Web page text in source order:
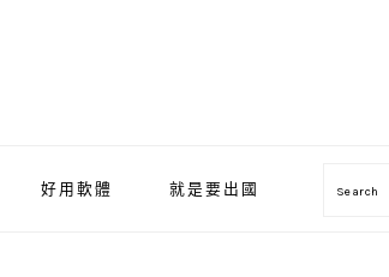
好用軟體 就是要出國 Search